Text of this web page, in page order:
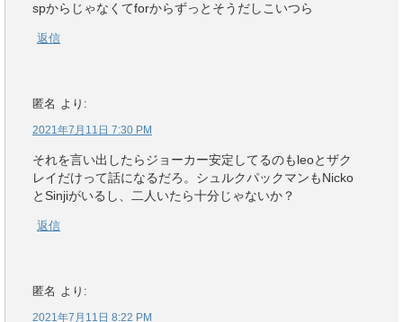
spからじゃなくてforからずっとそうだしこいつら
返信
匿名 より:
2021年7月11日 7:30 PM
それを言い出したらジョーカー安定してるのもleoとザク
レイだけって話になるだろ。シュルクパックマンもNicko
とSinjiがいるし、二人いたら十分じゃないか？
返信
匿名 より:
2021年7月11日 8:22 PM